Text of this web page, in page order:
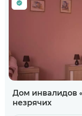
Дом инвалидов
незрячих